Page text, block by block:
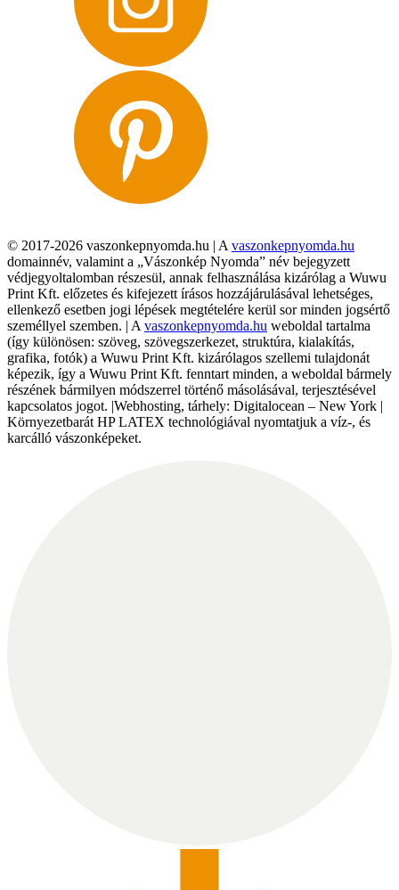
© 2017-2026 vaszonkepnyomda.hu | A vaszonkepnyomda.hu
domainnév, valamint a „Vászonkép Nyomda” név bejegyzett
védjegyoltalomban részesül, annak felhasználása kizárólag a Wuwu
Print Kft. előzetes és kifejezett írásos hozzájárulásával lehetséges,
ellenkező esetben jogi lépések megtételére kerül sor minden jogsértő
személlyel szemben. | A vaszonkepnyomda.hu weboldal tartalma
(így különösen: szöveg, szövegszerkezet, struktúra, kialakítás,
grafika, fotók) a Wuwu Print Kft. kizárólagos szellemi tulajdonát
képezik, így a Wuwu Print Kft. fenntart minden, a weboldal bármely
részének bármilyen módszerrel történő másolásával, terjesztésével
kapcsolatos jogot. |Webhosting, tárhely: Digitalocean – New York |
Környezetbarát HP LATEX technológiával nyomtatjuk a víz-, és
karcálló vászonképeket.